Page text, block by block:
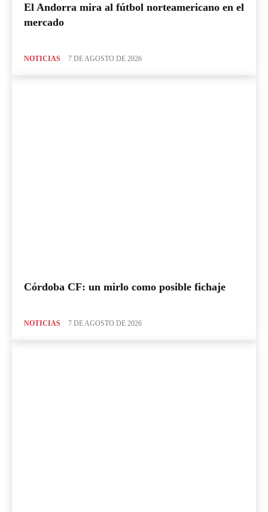
El Andorra mira al fútbol norteamericano en el
mercado
NOTICIAS 7 DE AGOSTO DE 2026
Córdoba CF: un mirlo como posible fichaje
NOTICIAS 7 DE AGOSTO DE 2026